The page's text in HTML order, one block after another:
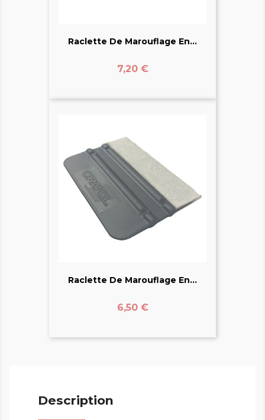
Raclette De Marouflage En...
Prix
7,20 €
Raclette De Marouflage En...
Prix
6,50 €
Description